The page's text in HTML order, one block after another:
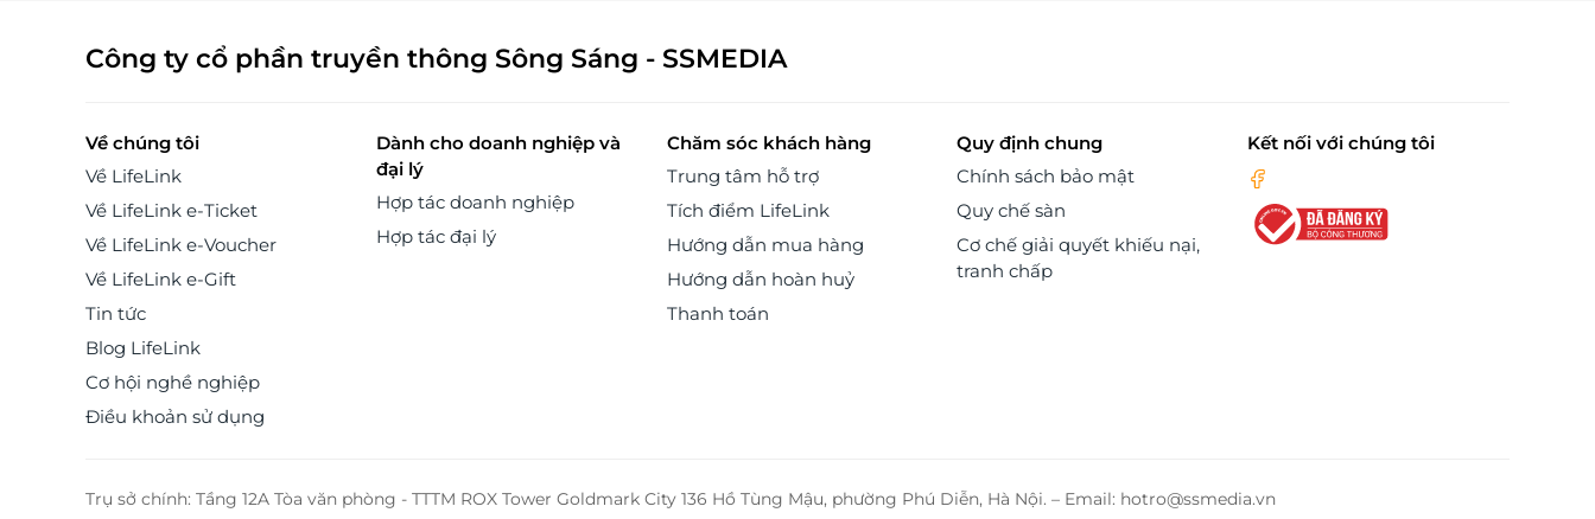
Công ty cổ phần truyền thông Sông Sáng - SSMEDIA
Về chúng tôi
Về LifeLink
Về LifeLink e-Ticket
Về LifeLink e-Voucher
Về LifeLink e-Gift
Tin tức
Blog LifeLink
Cơ hội nghề nghiệp
Điều khoản sử dụng
Dành cho doanh nghiệp và
đại lý
Hợp tác doanh nghiệp
Hợp tác đại lý
Chăm sóc khách hàng
Trung tâm hỗ trợ
Tích điểm LifeLink
Hướng dẫn mua hàng
Hướng dẫn hoàn huỷ
Thanh toán
Quy định chung
Chính sách bảo mật
Quy chế sàn
Cơ chế giải quyết khiếu nại,
tranh chấp
Kết nối với chúng tôi
Trụ sở chính: Tầng 12A Tòa văn phòng - TTTM ROX Tower Goldmark City 136 Hồ Tùng Mậu, phường Phú Diễn, Hà Nội. – Email: hotro@ssmedia.vn